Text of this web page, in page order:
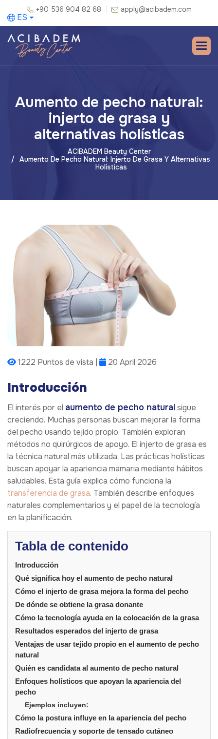
+90 536 904 82 68 apply@acibadem.com
ES
Aumento de pecho natural:
injerto de grasa y
alternativas holísticas
ACIBADEM Beauty Center
Aumento De Pecho Natural: Injerto De Grasa Y Alternativas
Holísticas
1222 Puntos de vista | 20 April 2026
Introducción
El interés por el aumento de pecho naturalsigue
creciendo. Muchas personas buscan mejorar la forma
del pecho usando tejido propio. También exploran
métodos no quirúrgicos de apoyo. El injerto de grasa es
la técnica natural más utilizada. Las prácticas holísticas
buscan apoyar la apariencia mamaria mediante hábitos
saludables. Esta guía explica cómo funciona la
transferencia de grasa. También describe enfoques
naturales complementarios y el papel de la tecnología
en la planificación.
Tabla de contenido
Introducción
Qué significa hoy el aumento de pecho natural
Cómo el injerto de grasa mejora la forma del pecho
De dónde se obtiene la grasa donante
Cómo la tecnología ayuda en la colocación de la grasa
Resultados esperados del injerto de grasa
Ventajas de usar tejido propio en el aumento de pecho
natural
Quién es candidata al aumento de pecho natural
Enfoques holísticos que apoyan la apariencia del
pecho
Ejemplos incluyen:
Cómo la postura influye en la apariencia del pecho
Radiofrecuencia y soporte de tensado cutáneo